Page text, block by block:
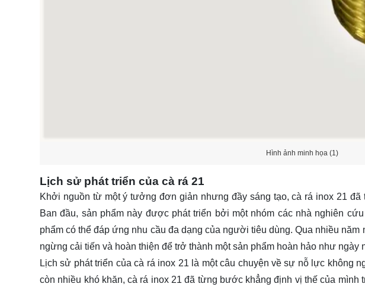
Hình ảnh minh họa (1)
Lịch sử phát triển của cà rá 21
Khởi nguồn từ một ý tưởng đơn giản nhưng đầy sáng tạo, cà rá inox 21 đã
Ban đầu, sản phẩm này được phát triển bởi một nhóm các nhà nghiên
phẩm có thể đáp ứng nhu cầu đa dạng của người tiêu dùng. Qua nhiều
ngừng cải tiến và hoàn thiện để trở thành một sản phẩm hoàn hảo như ngày
Lịch sử phát triển của cà rá inox 21 là một câu chuyện về sự nỗ lực không
còn nhiều khó khăn, cà rá inox 21 đã từng bước khẳng định vị thế của mình